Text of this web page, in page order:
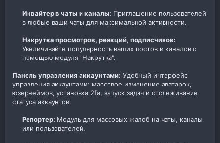
Инвайтер в чаты и каналы: Приглашение пользователей
в любые ваши чаты для максимальной активности.​
Накрутка просмотров, реакций, подписчиков:
Увеличивайте популярность ваших постов и каналов с
помощью модуля "Накрутка".​
Панель управления аккаунтами: Удобный интерфейс
управления аккаунтами: массовое изменение аватарок,
юзернеймов, установка 2fa, запуск задач и отслеживание
статуса аккаунтов.
Репортер: Модуль для массовых жалоб на чаты, каналы
или пользователей.​